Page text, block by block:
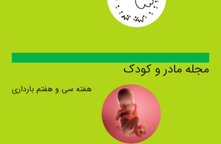
مجله مادر و کودک
هفته سی و هفتم بارداری